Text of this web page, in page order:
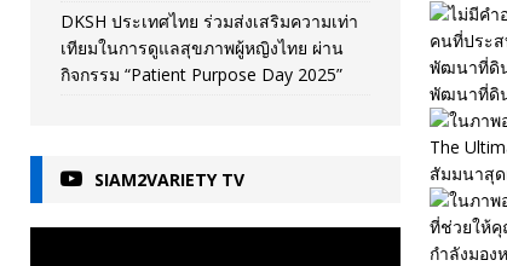
คนที่ประ
พัฒนาที่ดิ
พัฒนาที่ดิ
The
สัมมนาสุ
ที่ช่วยให้
กำลังมอง
DKSH ประเทศไทย ร่วมส่งเสริมความเท่า
เทียมในการดูแลสุขภาพผู้หญิงไทย ผ่าน
กิจกรรม “Patient Purpose Day 2025”
SIAM2VARIETY TV